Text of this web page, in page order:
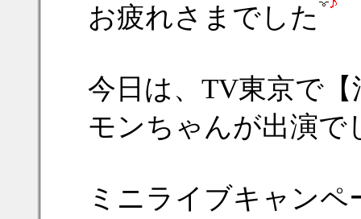
お疲れさまでした
今日は、TV東京で
モンちゃんが出演で
ミニライブキャン